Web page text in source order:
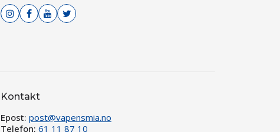
Kontakt
Epost: post@vapensmia.no
Telefon: 61 11 87 10